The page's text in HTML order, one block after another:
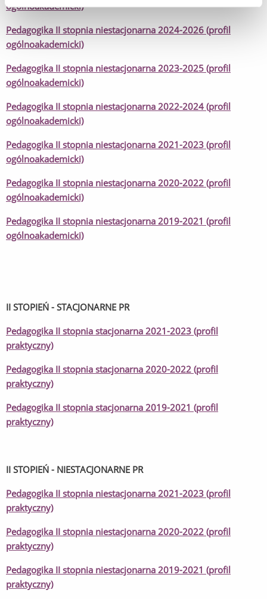
ogólnoakademicki)
Pedagogika II stopnia niestacjonarna 2024-2026 (profil
ogólnoakademicki)
Pedagogika II stopnia niestacjonarna 2023-2025 (profil
ogólnoakademicki)
Pedagogika II stopnia niestacjonarna 2022-2024 (profil
ogólnoakademicki)
Pedagogika II stopnia niestacjonarna 2021-2023 (profil
ogólnoakademicki)
Pedagogika II stopnia niestacjonarna 2020-2022 (profil
ogólnoakademicki)
Pedagogika II stopnia niestacjonarna 2019-2021 (profil
ogólnoakademicki)
II STOPIEŃ - STACJONARNE PR
Pedagogika II stopnia stacjonarna 2021-2023 (profil
praktyczny)
Pedagogika II stopnia stacjonarna 2020-2022 (profil
praktyczny)
Pedagogika II stopnia stacjonarna 2019-2021 (profil
praktyczny)
II STOPIEŃ - NIESTACJONARNE PR
Pedagogika II stopnia niestacjonarna 2021-2023 (profil
praktyczny)
Pedagogika II stopnia niestacjonarna 2020-2022 (profil
praktyczny)
Pedagogika II stopnia niestacjonarna 2019-2021 (profil
praktyczny)